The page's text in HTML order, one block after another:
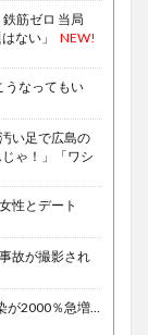
筋ゼロ 当局
ない」
NEW!
うなってもい
い足で広島の
ゃ！」「ワシ
性とデート
故が撮影され
が2000％急増…